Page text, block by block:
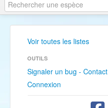
Voir toutes les listes
OUTILS
Signaler un bug - Contact
Connexion